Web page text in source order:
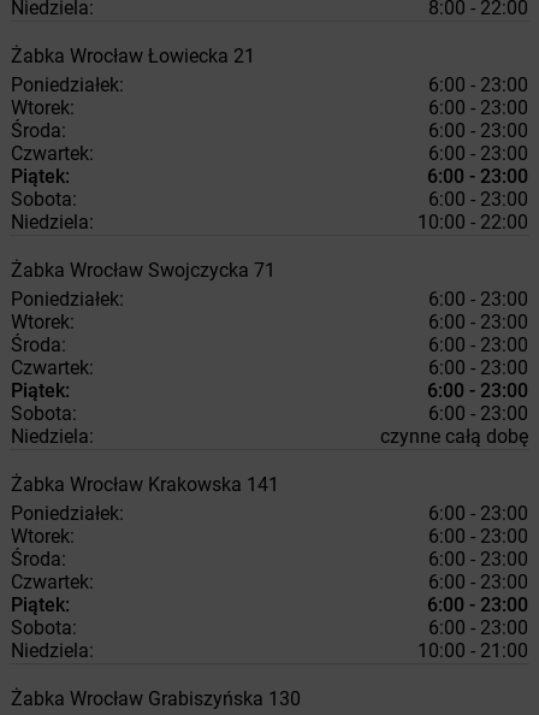
Niedziela: 8:00 - 22:00
Żabka Wrocław Łowiecka 21
Poniedziałek:
6:00 - 23:00
Wtorek:
6:00 - 23:00
Środa:
6:00 - 23:00
Czwartek:
6:00 - 23:00
Piątek:
6:00 - 23:00
Sobota:
6:00 - 23:00
Niedziela:
10:00 - 22:00
Żabka Wrocław Swojczycka 71
Poniedziałek:
6:00 - 23:00
Wtorek:
6:00 - 23:00
Środa:
6:00 - 23:00
Czwartek:
6:00 - 23:00
Piątek:
6:00 - 23:00
Sobota:
6:00 - 23:00
Niedziela:
czynne całą dobę
Żabka Wrocław Krakowska 141
Poniedziałek:
6:00 - 23:00
Wtorek:
6:00 - 23:00
Środa:
6:00 - 23:00
Czwartek:
6:00 - 23:00
Piątek:
6:00 - 23:00
Sobota:
6:00 - 23:00
Niedziela:
10:00 - 21:00
Żabka Wrocław Grabiszyńska 130